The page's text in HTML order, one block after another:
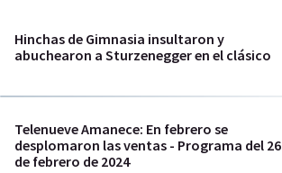
Hinchas de Gimnasia insultaron y
abuchearon a Sturzenegger en el clásico
Telenueve Amanece: En febrero se
desplomaron las ventas - Programa del 26
de febrero de 2024